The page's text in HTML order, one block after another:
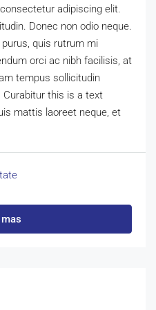
adipiscing elit.
Donec non odio neque.
quis rutrum mi
orci ac nibh facilisis, at
tempus sollicitudin
this is a text
mattis laoreet neque, et